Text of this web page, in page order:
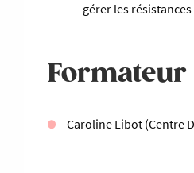
gérer les résistances
Formateur
Caroline Libot (Centre